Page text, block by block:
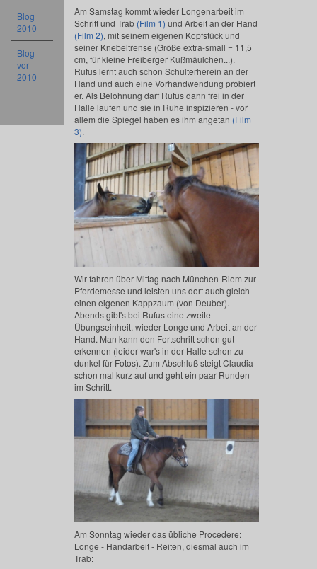
Am Samstag kommt wieder Longenarbeit im
Schritt und Trab (Film 1) und Arbeit an der Hand
(Film 2), mit seinem eigenen Kopfstück und
seiner Knebeltrense (Größe extra-small = 11,5
cm, für kleine Freiberger Kußmäulchen...).
Rufus lernt auch schon Schulterherein an der
Hand und auch eine Vorhandwendung probiert
er. Als Belohnung darf Rufus dann frei in der
Halle laufen und sie in Ruhe inspizieren - vor
allem die Spiegel haben es ihm angetan (Film
3).
Wir fahren über Mittag nach München-Riem zur
Pferdemesse und leisten uns dort auch gleich
einen eigenen Kappzaum (von Deuber).
Abends gibt's bei Rufus eine zweite
Übungseinheit, wieder Longe und Arbeit an der
Hand. Man kann den Fortschritt schon gut
erkennen (leider war's in der Halle schon zu
dunkel für Fotos). Zum Abschluß steigt Claudia
schon mal kurz auf und geht ein paar Runden
im Schritt.
Am Sonntag wieder das übliche Procedere:
Longe - Handarbeit - Reiten, diesmal auch im
Trab:
Blog
2010
Blog
vor
2010